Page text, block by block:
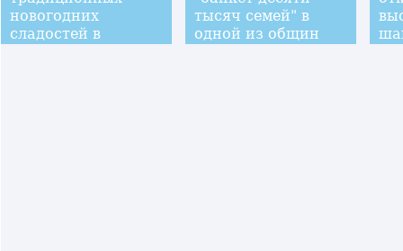
новогодних
сладостей в
тысяч семей" в
одной из общин